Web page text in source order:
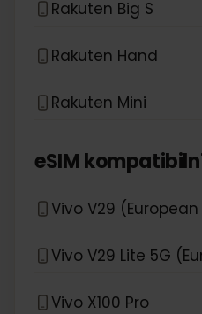
Rakuten Big S
Rakuten Hand
Rakuten Mini
eSIM
Vivo V29
Vivo V29 Lite 5G
Vivo X100 Pro